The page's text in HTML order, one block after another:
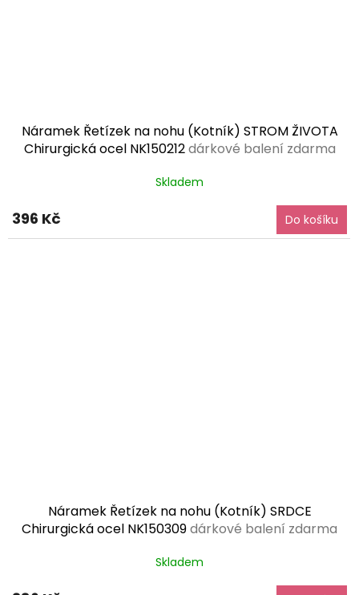
Náramek Řetízek na nohu (Kotník) STROM ŽIVOTA
Chirurgická ocel NK150212dárkové balení zdarma
Skladem
396 Kč Do košíku
Náramek Řetízek na nohu (Kotník) SRDCE
Chirurgická ocel NK150309dárkové balení zdarma
Skladem